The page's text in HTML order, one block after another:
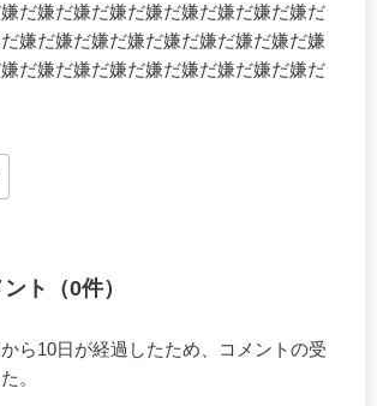
だ嫌だ嫌だ嫌だ嫌だ嫌だ嫌だ嫌だ嫌だ
嫌だ嫌だ嫌だ嫌だ嫌だ嫌だ嫌だ嫌だ嫌
だ嫌だ嫌だ嫌だ嫌だ嫌だ嫌だ嫌だ嫌だ
ト（0件）
ら10日が経過したため、コメントの受
。